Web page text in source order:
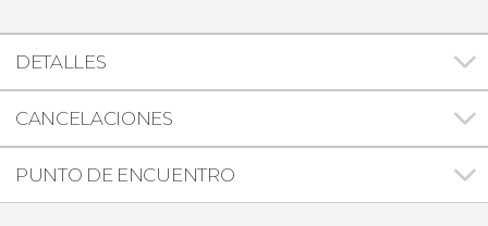
DETALLES
CANCELACIONES
PUNTO DE ENCUENTRO